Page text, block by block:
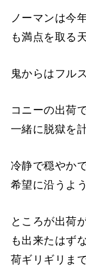
ノーマンは今
も満点を取る
鬼からはフル
コニーの出荷
一緒に脱獄を
冷静で穏やか
希望に沿うよ
ところが出荷
も出来たはず
荷ギリギリま